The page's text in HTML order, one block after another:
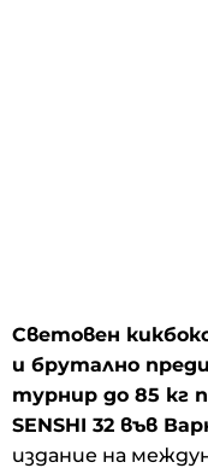
Световен
и брутално
турнир до 85 кг
SENSHI 32 във
издание на